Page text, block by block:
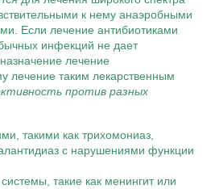
к нему анаэробными
Если лечение антибиотиками
инфекций не дает
лечение
лечение таким лекарственным
против разных
такими как трихомониаз,
с нарушениями функции
такие как менингит или